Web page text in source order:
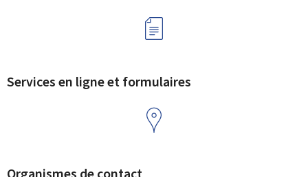
Services en ligne et formulaires